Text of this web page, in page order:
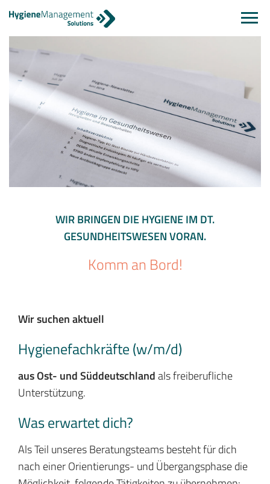
WIR BRINGEN DIE HYGIENE IM DT.
GESUNDHEITSWESEN VORAN.
Komm an Bord!
Wir suchen aktuell
Hygienefachkräfte (w/m/d)
aus Ost- und Süddeutschlandals freiberufliche
Unterstützung.
Was erwartet dich?
Als Teil unseres Beratungsteams besteht für dich
nach einer Orientierungs- und Übergangsphase die